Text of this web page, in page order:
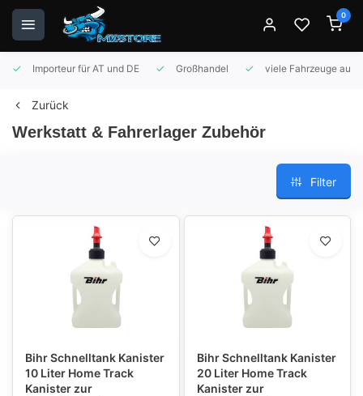
0
Importeur für AT und DE Großhandel viele Fahrzeuge auf
Zurück
Werkstatt & Fahrerlager Zubehör
Filter
Bihr Schnelltank Kanister
10 Liter Home Track
Kanister zur
Bihr Schnelltank Kanister
20 Liter Home Track
Kanister zur